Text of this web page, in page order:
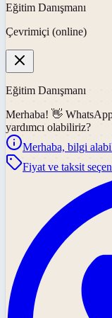
Eğitim Danışmanı
Çevrimiçi (online)
Eğitim Danışmanı
Merhaba! 👋
yardımcı olabiliriz?
Merhaba, bilgi
Fiyat ve taksit